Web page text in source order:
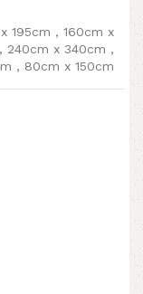
195cm , 160cm x
, 240cm x 340cm ,
, 80cm x 150cm